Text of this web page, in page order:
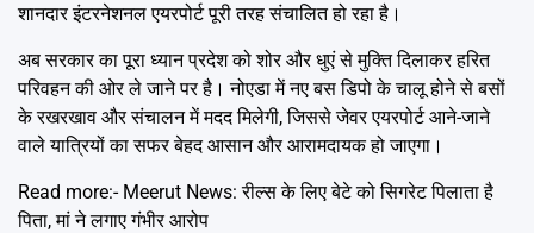
शानदार इंटरनेशनल एयरपोर्ट पूरी तरह संचालित हो रहा है।
अब सरकार का पूरा ध्यान प्रदेश को शोर और धुएं से मुक्ति दिलाकर हरित
परिवहन की ओर ले जाने पर है। नोएडा में नए बस डिपो के चालू होने से बसों
के रखरखाव और संचालन में मदद मिलेगी, जिससे जेवर एयरपोर्ट आने-जाने
वाले यात्रियों का सफर बेहद आसान और आरामदायक हो जाएगा।
Read more:- Meerut News: रील्स के लिए बेटे को सिगरेट पिलाता है
पिता, मां ने लगाए गंभीर आरोप